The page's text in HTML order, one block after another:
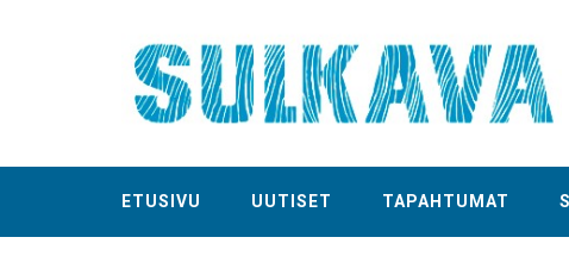
ETUSIVU UUTISET TAPAHTUMAT